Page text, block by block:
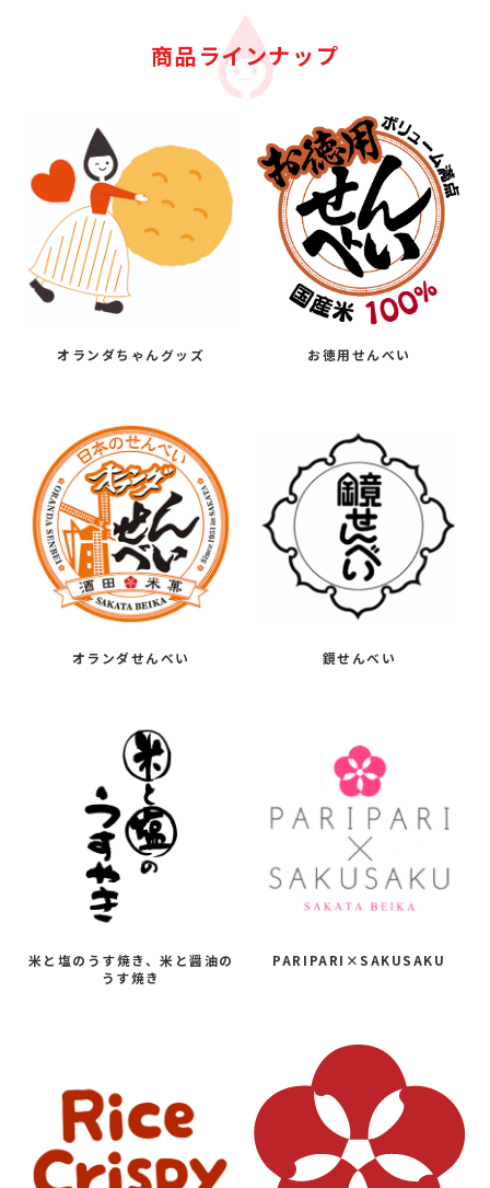
商品ラインナップ
オランダちゃんグッズ お徳用せんべい
オランダせんべい 鏡せんべい
米と塩のうす焼き、米と醤油の
うす焼き
PARIPARI×SAKUSAKU